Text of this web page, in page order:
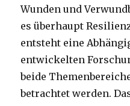
Wunden und
es überhaupt
entsteht eine
entwickelten
beide
betrachtet werden.